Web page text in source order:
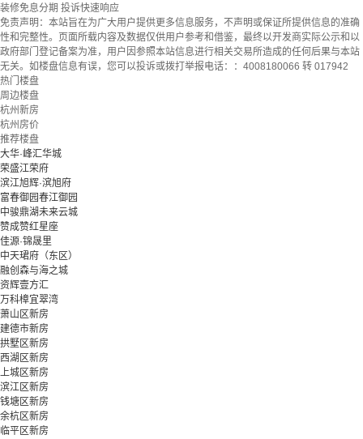
装修免息分期 投诉快速响应
免责声明： 本站旨在为广大用户提供更多信息服务，不声明或保证所提供信息的准确
性和完整性。页面所载内容及数据仅供用户参考和借鉴，最终以开发商实际公示和以
政府部门登记备案为准，用户因参照本站信息进行相关交易所造成的任何后果与本站
无关。如楼盘信息有误，您可以投诉或拨打举报电话：：4008180066 转 017942
热门楼盘
周边楼盘
杭州新房
杭州房价
推荐楼盘
大华·峰汇华城
荣盛江荣府
滨江旭辉·滨旭府
富春御园春江御园
中骏鼎湖未来云城
赞成赞红星座
佳源·锦晟里
中天珺府（东区）
融创森与海之城
资辉壹方汇
万科樟宜翠湾
萧山区新房
建德市新房
拱墅区新房
西湖区新房
上城区新房
滨江区新房
钱塘区新房
余杭区新房
临平区新房